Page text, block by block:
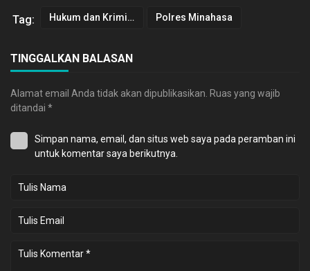
Tag: Hukum dan Kriminal Polres Minahasa
TINGGALKAN BALASAN
Alamat email Anda tidak akan dipublikasikan. Ruas yang wajib
ditandai *
Simpan nama, email, dan situs web saya pada peramban ini
untuk komentar saya berikutnya.